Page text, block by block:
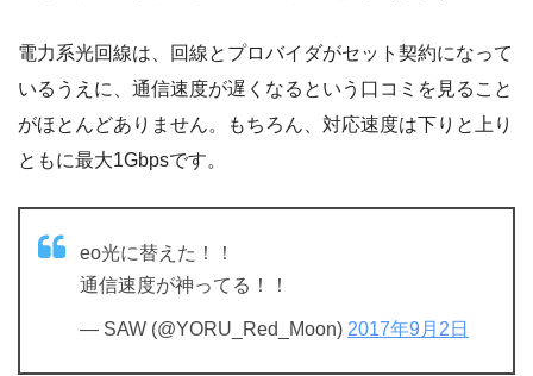
電力系光回線は、回線とプロバイダがセット契約になって
いるうえに、通信速度が遅くなるという口コミを見ること
がほとんどありません。もちろん、対応速度は下りと上り
ともに最大1Gbpsです。
eo光に替えた！！
通信速度が神ってる！！
— SAW (@YORU_Red_Moon) 2017年9月2日